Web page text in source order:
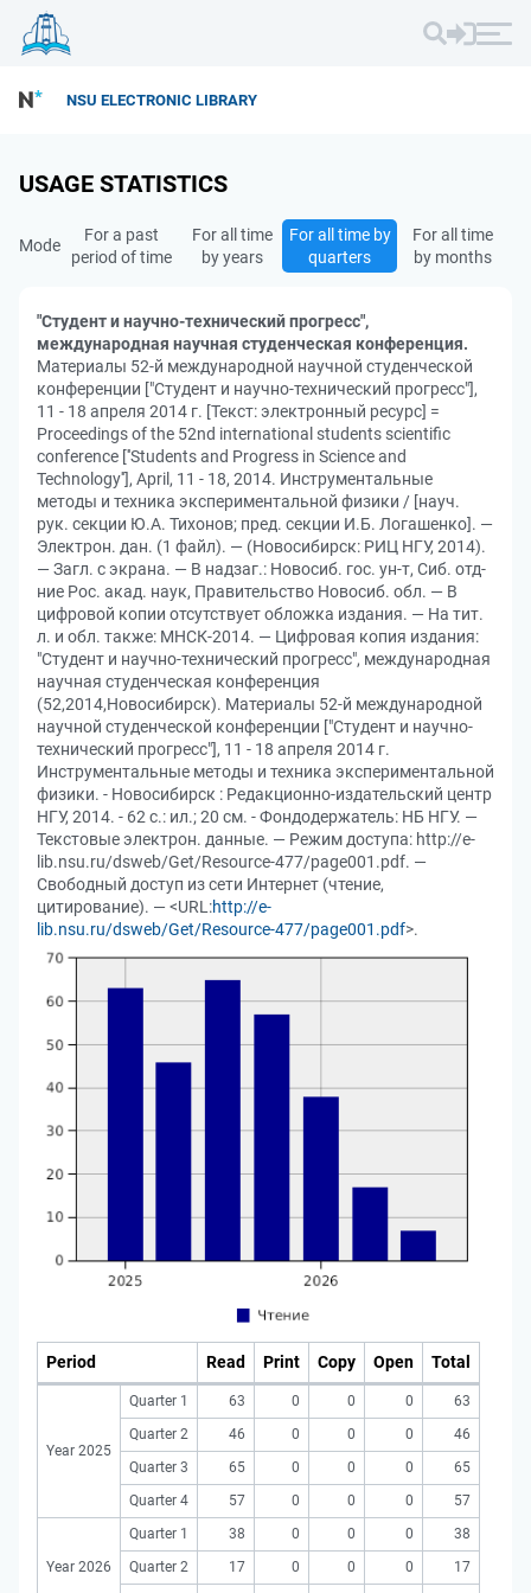
NSU ELECTRONIC LIBRARY
USAGE STATISTICS
Mode
For a past
period of time
For all time
by years
For all time by
quarters
For all time
by months
"Студент и научно-технический прогресс",
международная научная студенческая конференция.
Материалы 52-й международной научной студенческой
конференции ["Студент и научно-технический прогресс"],
11 - 18 апреля 2014 г. [Текст: электронный ресурс] =
Proceedings of the 52nd international students scientific
conference [''Students and Progress in Science and
Technology''], April, 11 - 18, 2014. Инструментальные
методы и техника экспериментальной физики / [науч.
рук. секции Ю.А. Тихонов; пред. секции И.Б. Логашенко]. —
Электрон. дан. (1 файл). — (Новосибирск: РИЦ НГУ, 2014).
— Загл. с экрана. — В надзаг.: Новосиб. гос. ун-т, Сиб. отд-
ние Рос. акад. наук, Правительство Новосиб. обл. — В
цифровой копии отсутствует обложка издания. — На тит.
л. и обл. также: МНСК-2014. — Цифровая копия издания:
"Студент и научно-технический прогресс", международная
научная студенческая конференция
(52,2014,Новосибирск). Материалы 52-й международной
научной студенческой конференции ["Студент и научно-
технический прогресс"], 11 - 18 апреля 2014 г.
Инструментальные методы и техника экспериментальной
физики. - Новосибирск : Редакционно-издательский центр
НГУ, 2014. - 62 с.: ил.; 20 см. - Фондодержатель: НБ НГУ. —
Текстовые электрон. данные. — Режим доступа: http://e-
lib.nsu.ru/dsweb/Get/Resource-477/page001.pdf. —
Свободный доступ из сети Интернет (чтение,
цитирование). — <URL:http://e-
lib.nsu.ru/dsweb/Get/Resource-477/page001.pdf>.
Period Read Print Copy Open Total
Year 2025
Quarter 1 63 0 0 0
63
Quarter 2
46 0 0 0
46
Quarter 3
65 0 0 0
65
Quarter 4
57 0 0 0 57
Year 2026
Quarter 1 38 0 0 0
38
Quarter 2
17 0 0 0
17